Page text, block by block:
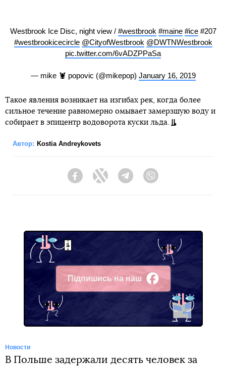
Westbrook Ice Disc, night view / #westbrook #maine #ice#207
#westbrookicecircle @CityofWestbrook @DWTNWestbrook
pic.twitter.com/6vADZPPaSa
— mike 🦞 popovic (@mikepop) January 16, 2019
Такое явления возникает на изгибах рек, когда более
сильное течение равномерно омывает замерзшую воду и
собирает в эпицентр водоворота куски льда.
Автор: Kostia Andreykovets
FacebookTwitter Telegram
Підпишись на наш
Facebook
Новости
В Польше задержали десять человек за